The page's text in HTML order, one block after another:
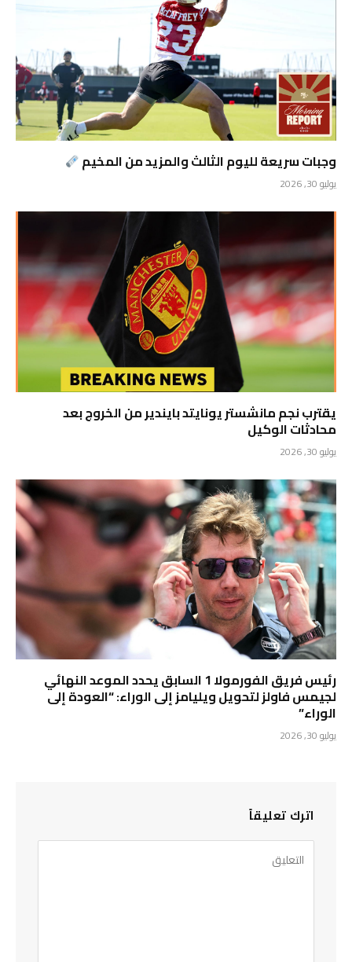
وجبات سريعة لليوم الثالث والمزيد من المخيم
يوليو 30, 2026
يقترب نجم مانشستر يونايتد بايندير من الخروج بعد
محادثات الوكيل
يوليو 30, 2026
رئيس فريق الفورمولا 1 السابق يحدد الموعد النهائي
لجيمس فاولز لتحويل ويليامز إلى الوراء: “العودة إلى
الوراء”
يوليو 30, 2026
اترك تعليقاً